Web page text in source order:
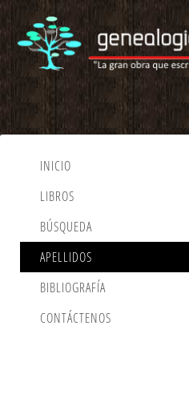
INICIO
LIBROS
BÚSQUEDA
APELLIDOS
BIBLIOGRAFÍA
CONTÁCTENOS